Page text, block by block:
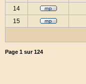
14
15
Page 1 sur124